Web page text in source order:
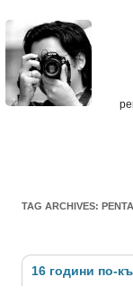
TAG ARCHIVES:
16 години по-